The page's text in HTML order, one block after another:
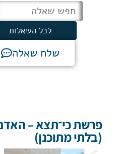
לכל השאלות
שלח שאלה
פרשת כי־תצא –
(בלתי מתוכנן)